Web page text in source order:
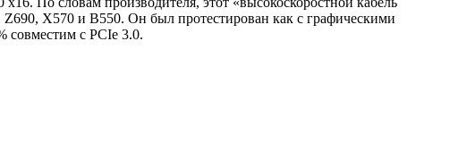
X570 и B550. Он был протестирован как с графическими
совместим с PCIe 3.0.